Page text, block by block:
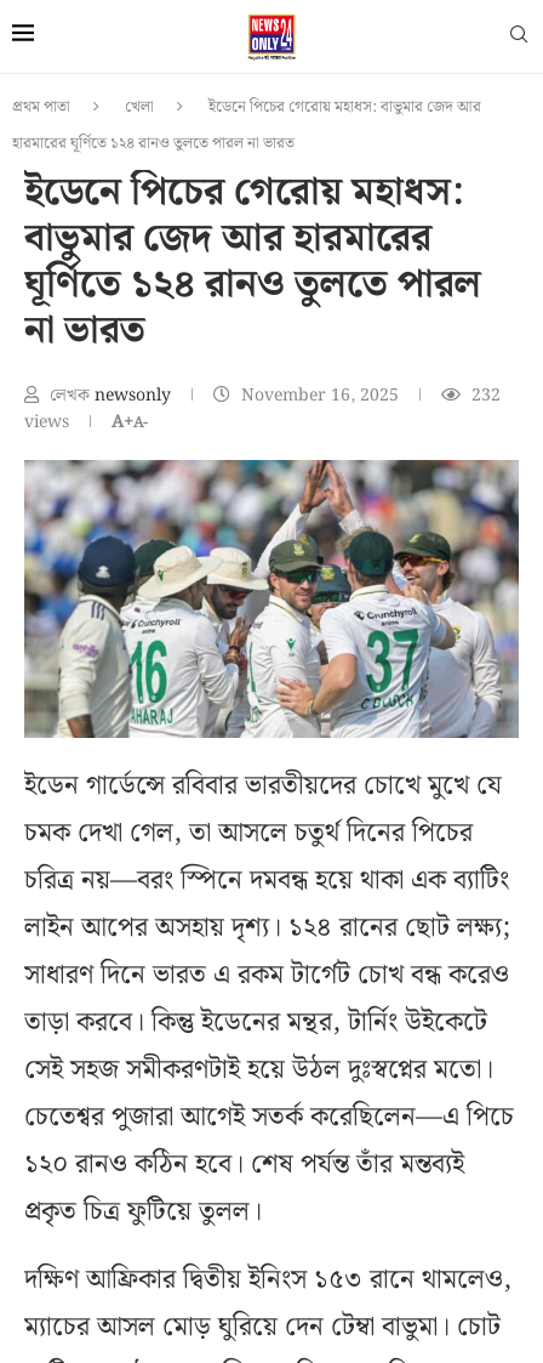
প্রথম পাতা খেলা
ইডেনে পিচের গেরোয় মহাধস: বাভুমার জেদ আর
হারমারের ঘূর্ণিতে ১২৪ রানও তুলতে পারল না ভারত
ইডেনে পিচের গেরোয় মহাধস:
বাভুমার জেদ আর হারমারের
ঘূর্ণিতে ১২৪ রানও তুলতে পারল
না ভারত
লেখকnewsonly November 16, 2025
232
views
A+A-
ইডেন গার্ডেন্সে রবিবার ভারতীয়দের চোখে মুখে যে
চমক দেখা গেল, তা আসলে চতুর্থ দিনের পিচের
চরিত্র নয়—বরং স্পিনে দমবন্ধ হয়ে থাকা এক ব্যাটিং
লাইন আপের অসহায় দৃশ্য। ১২৪ রানের ছোট লক্ষ্য;
সাধারণ দিনে ভারত এ রকম টার্গেট চোখ বন্ধ করেও
তাড়া করবে। কিন্তু ইডেনের মন্থর, টার্নিং উইকেটে
সেই সহজ সমীকরণটাই হয়ে উঠল দুঃস্বপ্নের মতো।
চেতেশ্বর পুজারা আগেই সতর্ক করেছিলেন—এ পিচে
১২০ রানও কঠিন হবে। শেষ পর্যন্ত তাঁর মন্তব্যই
প্রকৃত চিত্র ফুটিয়ে তুলল।
দক্ষিণ আফ্রিকার দ্বিতীয় ইনিংস ১৫৩ রানে থামলেও,
ম্যাচের আসল মোড় ঘুরিয়ে দেন টেম্বা বাভুমা। চোট